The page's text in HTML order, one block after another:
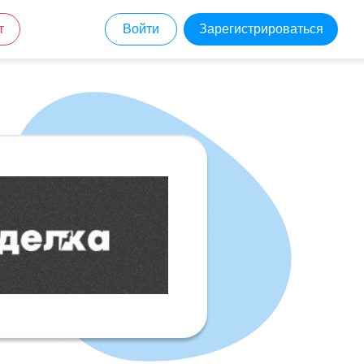
Зарегистрироваться
Войти